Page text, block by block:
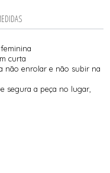
curta
não enrolar e não subir na
segura a peça no lugar,